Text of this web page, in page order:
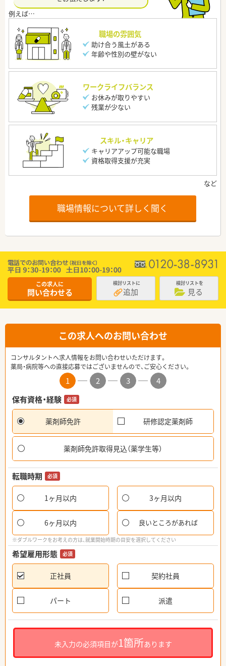
職場の雰囲気
助け合う風土がある
年齢や性別の壁がない
ワークライフバランス
お休みが取りやすい
残業が少ない
スキル・キャリア
キャリアアップ可能な職場
資格取得支援が充実
職場情報について詳しく聞く
この求人に
問い合わせる
検討リストに
追加
検討リストを
見る
この求人へのお問い合わせ
コンサルタントへ求人情報をお問い合わせいただけます。
薬局・病院等への直接応募ではございませんので、ご安心ください。
1 2 3
4
保有資格・経験
必須
薬剤師免許 研修認定薬剤師
薬剤師免許取得見込（薬学生等）
転職時期 必須
1ヶ月以内 3ヶ月以内
6ヶ月以内 良いところがあれば
※ダブルワークをお考えの方は、就業開始時期の目安を選択してください
希望雇用形態 必須
正社員 契約社員
パート 派遣
未入力の必須項目が1箇所あります